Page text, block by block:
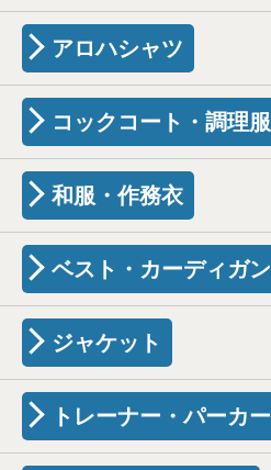
アロハシャツ
コックコート・調理服
和服・作務衣
ベスト・カーディガン
ジャケット
トレーナー・パーカー